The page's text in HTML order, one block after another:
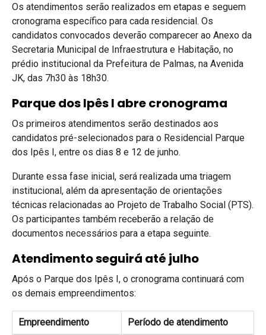
Os atendimentos serão realizados em etapas e seguem
cronograma específico para cada residencial. Os
candidatos convocados deverão comparecer ao Anexo da
Secretaria Municipal de Infraestrutura e Habitação, no
prédio institucional da Prefeitura de Palmas, na Avenida
JK, das 7h30 às 18h30.
Parque dos Ipês I abre cronograma
Os primeiros atendimentos serão destinados aos
candidatos pré-selecionados para o Residencial Parque
dos Ipês I, entre os dias 8 e 12 de junho.
Durante essa fase inicial, será realizada uma triagem
institucional, além da apresentação de orientações
técnicas relacionadas ao Projeto de Trabalho Social (PTS).
Os participantes também receberão a relação de
documentos necessários para a etapa seguinte.
Atendimento seguirá até julho
Após o Parque dos Ipês I, o cronograma continuará com
os demais empreendimentos:
Empreendimento Período de atendimento